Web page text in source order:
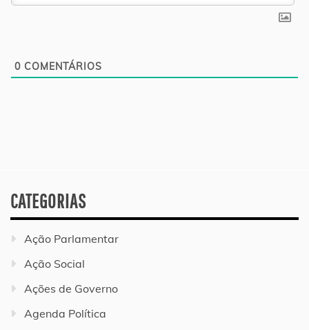
0 COMENTÁRIOS
CATEGORIAS
Ação Parlamentar
Ação Social
Ações de Governo
Agenda Política